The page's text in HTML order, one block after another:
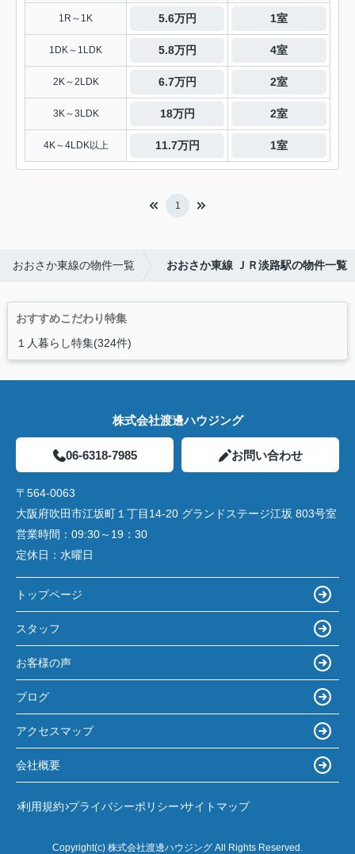
1R～1K 5.6万円 1室
1DK～1LDK 5.8万円 4室
2K～2LDK 6.7万円 2室
3K～3LDK 18万円 2室
4K～4LDK以上 11.7万円 1室
1
おおさか東線の物件一覧 おおさか東線 ＪＲ淡路駅の物件一覧
おすすめこだわり特集
１人暮らし特集(324件)
株式会社渡邊ハウジング
06-6318-7985 お問い合わせ
〒564-0063
大阪府吹田市江坂町１丁目14‐20 グランドステージ江坂 803号室
営業時間： 09:30～19：30
定休日： 水曜日
トップページ
スタッフ
お客様の声
ブログ
アクセスマップ
会社概要
利用規約 プライバシーポリシー サイトマップ
Copyright(c) 株式会社渡邊ハウジング All Rights Reserved.